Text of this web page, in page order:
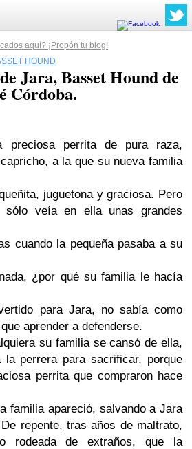
aquí? ¡Propón tu blog!
HOUND
Jara, Basset Hound de
Córdoba.
preciosa perrita de pura raza,
a la que su nueva familia
juguetona y graciosa. Pero
sólo veía en ella unas grandes
cuando la pequeña pasaba a su
¿por qué su familia le hacía
para Jara, no sabía como
aprender a defenderse.
su familia se cansó de ella,
perrera para sacrificar, porque
perrita que compraron hace
familia apareció, salvando a Jara
repente, tras años de maltrato,
rodeada de extraños, que la